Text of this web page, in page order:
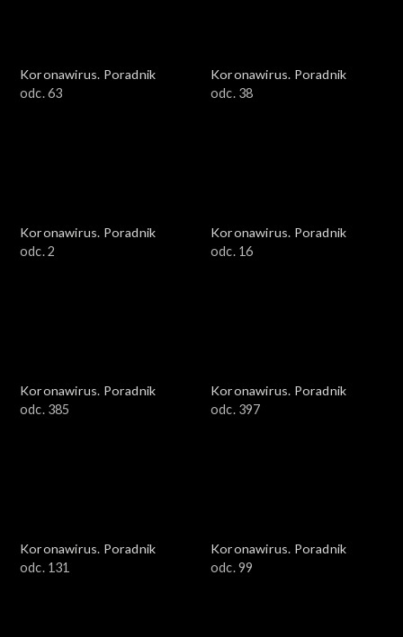
Koronawirus. Poradnik
odc. 63
Koronawirus. Poradnik
odc. 38
Koronawirus. Poradnik
odc. 2
Koronawirus. Poradnik
odc. 16
Koronawirus. Poradnik
odc. 385
Koronawirus. Poradnik
odc. 397
Koronawirus. Poradnik
odc. 131
Koronawirus. Poradnik
odc. 99